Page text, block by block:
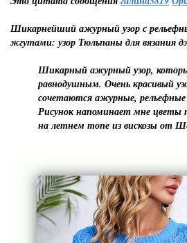
Шикарнейший ажурный узор с
жгутами: узор Тюльпаны для вязания
Шикарный ажурный узор,
равнодушным. Очень красивый
сочетаются ажурные,
Рисунок напоминает мне цветы
на летнем топе из вискозы от